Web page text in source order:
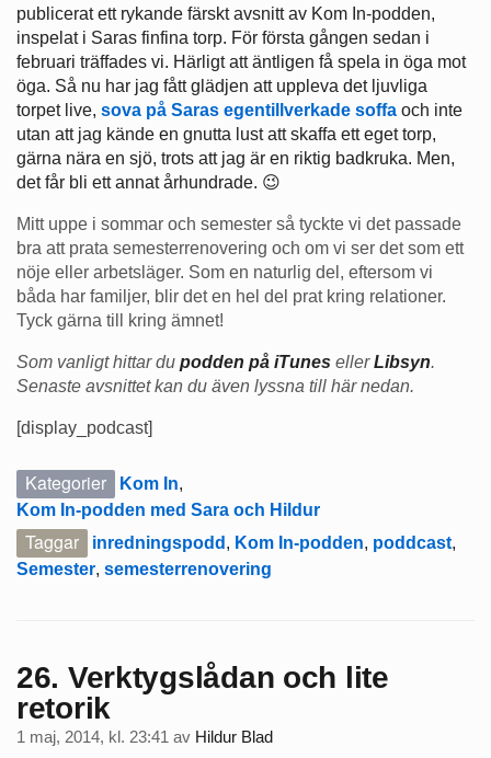
publicerat ett rykande färskt avsnitt av Kom In-podden,
inspelat i Saras finfina torp. För första gången sedan i
februari träffades vi. Härligt att äntligen få spela in öga mot
öga. Så nu har jag fått glädjen att uppleva det ljuvliga
torpet live, sova på Saras egentillverkade soffa och inte
utan att jag kände en gnutta lust att skaffa ett eget torp,
gärna nära en sjö, trots att jag är en riktig badkruka. Men,
det får bli ett annat århundrade. 😉
Mitt uppe i sommar och semester så tyckte vi det passade
bra att prata semesterrenovering och om vi ser det som ett
nöje eller arbetsläger. Som en naturlig del, eftersom vi
båda har familjer, blir det en hel del prat kring relationer.
Tyck gärna till kring ämnet!
Som vanligt hittar du podden på iTunes ellerLibsyn.
Senaste avsnittet kan du även lyssna till här nedan.
[display_podcast]
Kategorier Kom In,
Kom In-podden med Sara och Hildur
Taggar inredningspodd , Kom In-podden, poddcast,
Semester, semesterrenovering
26. Verktygslådan och lite
retorik
1 maj, 2014, kl. 23:41 av Hildur Blad